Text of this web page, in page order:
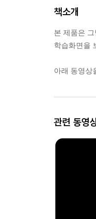
책소개
본 제품은
학습화면을
아래 동영상
관련 동영